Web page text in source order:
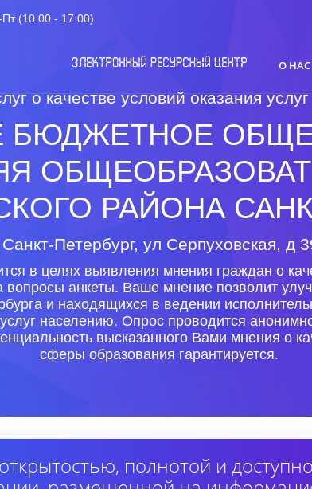
(10.00 - 17.00)
О НАС
о качестве условий оказания
БЮДЖЕТНОЕ
РАЙОНА
Петербург, ул Серпуховская, д
в целях выявления мнения граждан о
анкеты. Ваше мнение позволит
и находящихся в ведении
услуг населению. Опрос проводится
высказанного Вами мнения о
сферы образования гарантируется.
полнотой и